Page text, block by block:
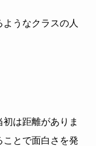
うなクラスの人
は距離がありま
ことで面白さを発